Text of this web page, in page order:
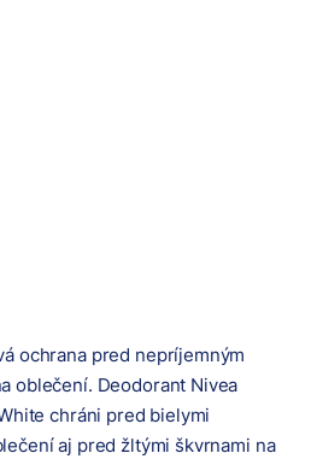
ochrana pred nepríjemným
oblečení. Deodorant Nivea
chráni pred bielymi
aj pred žltými škvrnami na